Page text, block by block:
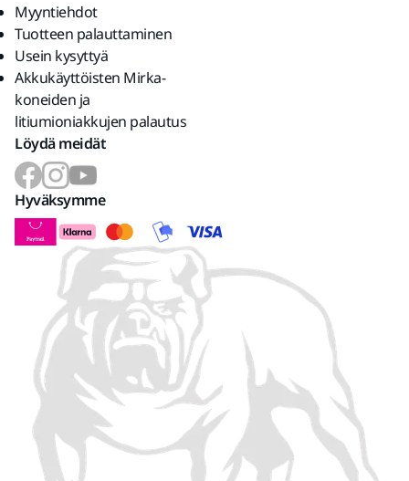
Myyntiehdot
Tuotteen palauttaminen
Usein kysyttyä
Akkukäyttöisten Mirka-
koneiden ja
litiumioniakkujen palautus
Löydä meidät
Hyväksymme